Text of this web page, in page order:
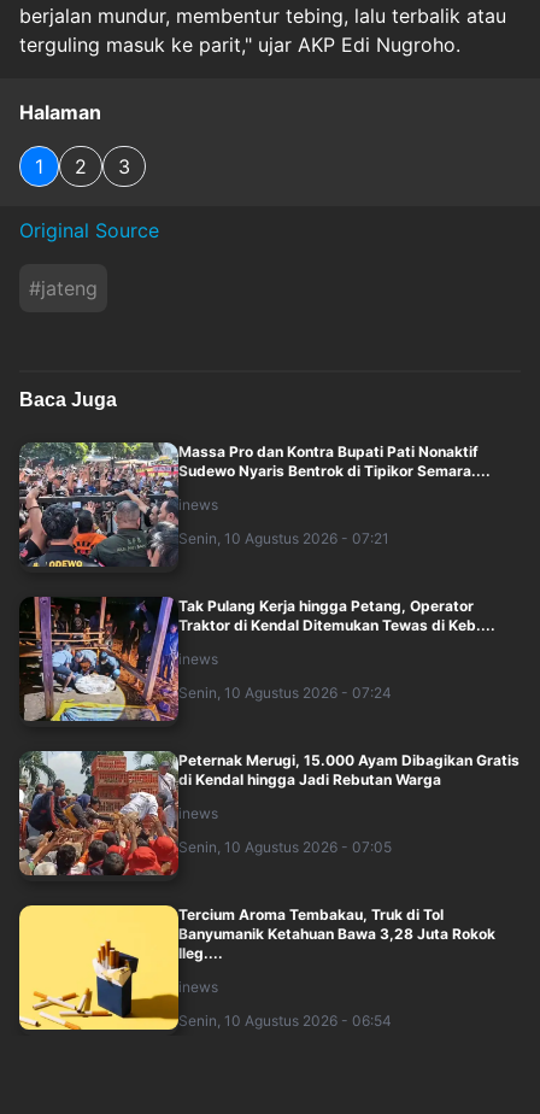
berjalan mundur, membentur tebing, lalu terbalik atau
terguling masuk ke parit," ujar AKP Edi Nugroho.
Halaman
1 2 3
Original Source
#jateng
Baca Juga
Massa Pro dan Kontra Bupati Pati Nonaktif
Sudewo Nyaris Bentrok di Tipikor Semara....
inews
Senin, 10 Agustus 2026 - 07:21
Tak Pulang Kerja hingga Petang, Operator
Traktor di Kendal Ditemukan Tewas di Keb....
inews
Senin, 10 Agustus 2026 - 07:24
Peternak Merugi, 15.000 Ayam Dibagikan Gratis
di Kendal hingga Jadi Rebutan Warga
inews
Senin, 10 Agustus 2026 - 07:05
Tercium Aroma Tembakau, Truk di Tol
Banyumanik Ketahuan Bawa 3,28 Juta Rokok
Ileg....
inews
Senin, 10 Agustus 2026 - 06:54